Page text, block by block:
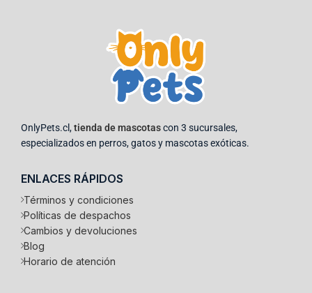
OnlyPets.cl,tienda de mascotascon 3 sucursales,
especializados en perros, gatos y mascotas exóticas.
ENLACES RÁPIDOS
Términos y condiciones
Políticas de despachos
Cambios y devoluciones
Blog
Horario de atención